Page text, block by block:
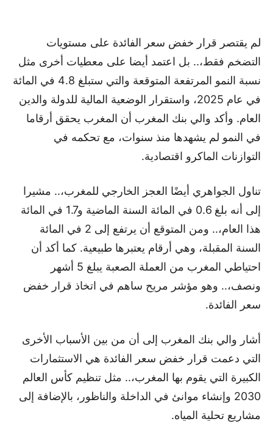
لم يقتصر قرار خفض سعر الفائدة على مستويات
التضخم فقط،.. بل اعتمد أيضا على معطيات أخرى مثل
نسبة النمو المرتفعة المتوقعة والتي ستبلغ 4.8 في المائة
في عام 2025، واستقرار الوضعية المالية للدولة والدين
العام. وأكد والي بنك المغرب أن المغرب يحقق أرقاما
في النمو لم يشهدها منذ سنوات، مع تحكمه في
التوازنات الماكرو اقتصادية.
تناول الجواهري أيضًا العجز الخارجي للمغرب،.. مشيرا
إلى أنه بلغ 0.6 في المائة السنة الماضية و1.7 في المائة
هذا العام،.. ومن المتوقع أن يرتفع إلى 2 في المائة
السنة المقبلة، وهي أرقام يعتبرها طبيعية. كما أكد أن
احتياطي المغرب من العملة الصعبة يبلغ 5 أشهر
ونصف،.. وهو مؤشر مريح ساهم في اتخاذ قرار خفض
سعر الفائدة.
أشار والي بنك المغرب إلى أن من بين الأسباب الأخرى
التي دعمت قرار خفض سعر الفائدة هي الاستثمارات
الكبيرة التي يقوم بها المغرب،.. مثل تنظيم كأس العالم
2030 وإنشاء موانئ في الداخلة والناظور، بالإضافة إلى
مشاريع تحلية المياه.